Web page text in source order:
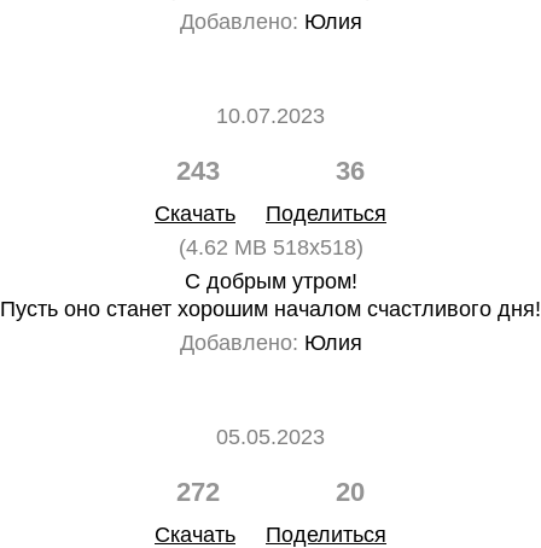
Добавлено: Юлия
10.07.2023
243 36
Скачать
Поделиться
(4.62 MB 518x518)
С добрым утром!
Пусть оно станет хорошим началом счастливого дня!
Добавлено: Юлия
05.05.2023
272 20
Скачать
Поделиться